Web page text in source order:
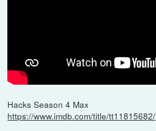
Hacks Season 4 Max
https://www.imdb.com/title/tt11815682/